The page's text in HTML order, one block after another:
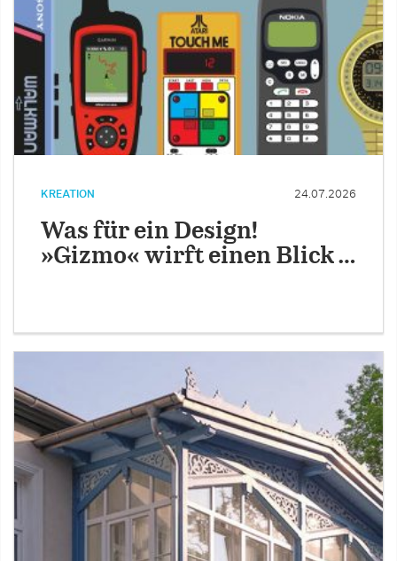
KREATION 24.07.2026
Was für ein Design!
»Gizmo« wirft einen Blick …